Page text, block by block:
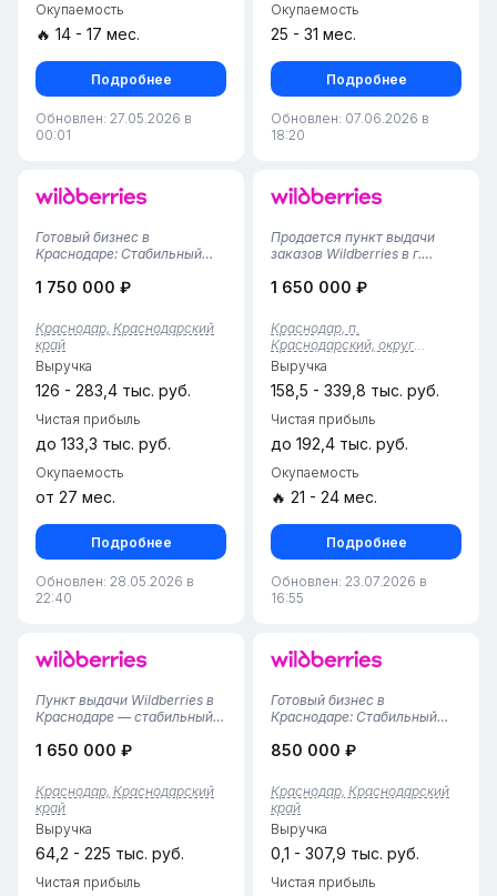
Окупаемость
🔥 14 - 17 мес.
Подробнее
Обновлен: 27.05.2026 в
00:01
Окупаемость
25 - 31 мес.
Подробнее
Обновлен: 07.06.2026 в
18:20
Готовый бизнес в
Краснодаре: Стабильный
Работает с ноября 2024
приобретению полностью
отлаженный и
перспективный пункт
выдачи заказов Wildberries в
Краснодар...
1 750 000 ₽
Краснодар, Краснодарский
край
Выручка
126 - 283,4 тыс. руб.
Чистая прибыль
до 133,3 тыс. руб.
Окупаемость
от 27 мес.
Подробнее
Обновлен: 28.05.2026 в
22:40
Продается пункт выдачи
заказов Wildberries в г.
Краснодарский)• Локация:
Краснодар.• Площадь: 92 кв.
м. (очень просторное
помещение, большой
функциональный склад...
1 650 000 ₽
Краснодар, п.
Краснодарский, округ
Прикубанский, край.
Краснодарский
Выручка
158,5 - 339,8 тыс. руб.
Чистая прибыль
до 192,4 тыс. руб.
Окупаемость
🔥 21 - 24 мес.
Подробнее
Обновлен: 23.07.2026 в
16:55
Пункт выдачи Wildberries в
Краснодаре — стабильный и
Продается действующий
Wildberries в Краснодаре —
одном из крупнейших и
быстрорастущих городов
Юга России.Пре...
1 650 000 ₽
Краснодар, Краснодарский
край
Выручка
64,2 - 225 тыс. руб.
Чистая прибыль
Готовый бизнес в
Краснодаре: Стабильный
Почти год
приобретению полностью
отлаженный и
перспективный пункт
выдачи заказов Wildberries в
одном из самых акт...
850 000 ₽
Краснодар, Краснодарский
край
Выручка
0,1 - 307,9 тыс. руб.
Чистая прибыль